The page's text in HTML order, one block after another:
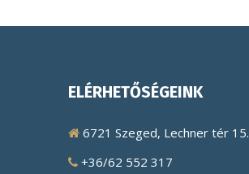
ELÉRHETŐSÉGEINK
6721 Szeged, Lechner tér 15.
+36/62 552 317